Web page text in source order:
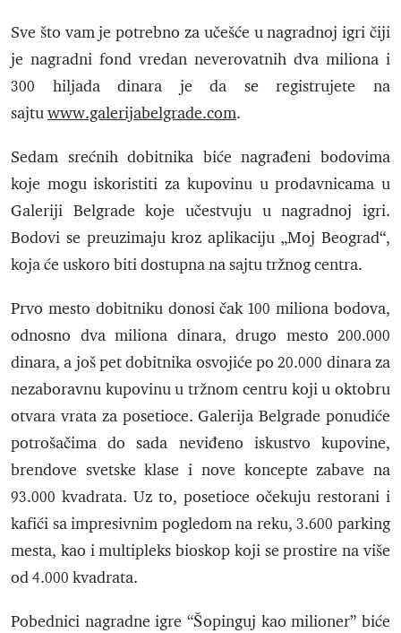
Sve što vam je potrebno za učešće u nagradnoj igri čiji
je nagradni fond vredan neverovatnih dva miliona i
300 hiljada dinara je da se registrujete na
sajtuwww.galerijabelgrade.com.
Sedam srećnih dobitnika biće nagrađeni bodovima
koje mogu iskoristiti za kupovinu u prodavnicama u
Galeriji Belgrade koje učestvuju u nagradnoj igri.
Bodovi se preuzimaju kroz aplikaciju „Moj Beograd“,
koja će uskoro biti dostupna na sajtu tržnog centra.
Prvo mesto dobitniku donosi čak 100 miliona bodova,
odnosno dva miliona dinara, drugo mesto 200.000
dinara, a još pet dobitnika osvojiće po 20.000 dinara za
nezaboravnu kupovinu u tržnom centru koji u oktobru
otvara vrata za posetioce. Galerija Belgrade ponudiće
potrošačima do sada neviđeno iskustvo kupovine,
brendove svetske klase i nove koncepte zabave na
93.000 kvadrata. Uz to, posetioce očekuju restorani i
kafići sa impresivnim pogledom na reku, 3.600 parking
mesta, kao i multipleks bioskop koji se prostire na više
od 4.000 kvadrata.
Pobednici nagradne igre “Šopinguj kao milioner” biće